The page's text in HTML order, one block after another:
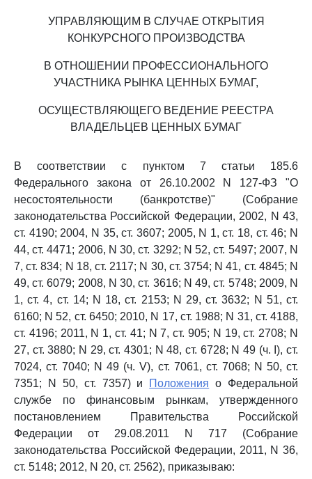
УПРАВЛЯЮЩИМ В СЛУЧАЕ ОТКРЫТИЯ
КОНКУРСНОГО ПРОИЗВОДСТВА
В ОТНОШЕНИИ ПРОФЕССИОНАЛЬНОГО
УЧАСТНИКА РЫНКА ЦЕННЫХ БУМАГ,
ОСУЩЕСТВЛЯЮЩЕГО ВЕДЕНИЕ РЕЕСТРА
ВЛАДЕЛЬЦЕВ ЦЕННЫХ БУМАГ
В соответствии с пунктом 7 статьи 185.6
Федерального закона от 26.10.2002 N 127-ФЗ "О
несостоятельности (банкротстве)" (Собрание
законодательства Российской Федерации, 2002, N 43,
ст. 4190; 2004, N 35, ст. 3607; 2005, N 1, ст. 18, ст. 46; N
44, ст. 4471; 2006, N 30, ст. 3292; N 52, ст. 5497; 2007, N
7, ст. 834; N 18, ст. 2117; N 30, ст. 3754; N 41, ст. 4845; N
49, ст. 6079; 2008, N 30, ст. 3616; N 49, ст. 5748; 2009, N
1, ст. 4, ст. 14; N 18, ст. 2153; N 29, ст. 3632; N 51, ст.
6160; N 52, ст. 6450; 2010, N 17, ст. 1988; N 31, ст. 4188,
ст. 4196; 2011, N 1, ст. 41; N 7, ст. 905; N 19, ст. 2708; N
27, ст. 3880; N 29, ст. 4301; N 48, ст. 6728; N 49 (ч. I), ст.
7024, ст. 7040; N 49 (ч. V), ст. 7061, ст. 7068; N 50, ст.
7351; N 50, ст. 7357) и
Положения о Федеральной
службе по финансовым рынкам, утвержденного
постановлением Правительства Российской
Федерации от 29.08.2011 N 717 (Собрание
законодательства Российской Федерации, 2011, N 36,
ст. 5148; 2012, N 20, ст. 2562), приказываю: